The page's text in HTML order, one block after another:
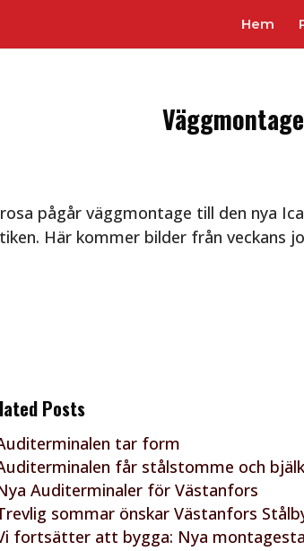
Hem
pågår väggmontage till den nya
Här kommer bilder från veckans
Posts
tar form
får stålstomme och
Auditerminaler för Västanfors
sommar önskar Västanfors
fortsätter att bygga: Nya